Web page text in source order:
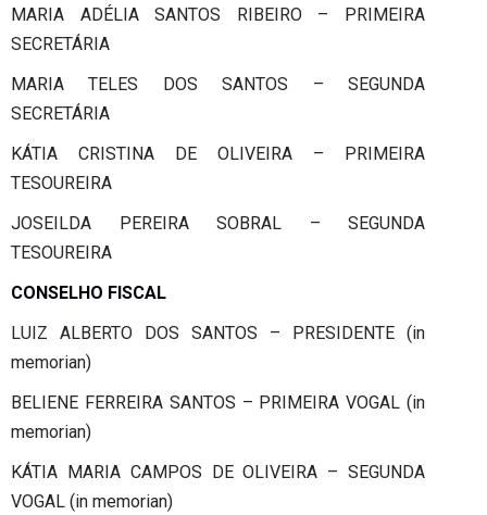
MARIA ADÉLIA SANTOS RIBEIRO – PRIMEIRA
SECRETÁRIA
MARIA TELES DOS SANTOS – SEGUNDA
SECRETÁRIA
KÁTIA CRISTINA DE OLIVEIRA – PRIMEIRA
TESOUREIRA
JOSEILDA PEREIRA SOBRAL – SEGUNDA
TESOUREIRA
CONSELHO FISCAL
LUIZ ALBERTO DOS SANTOS – PRESIDENTE (in
memorian)
BELIENE FERREIRA SANTOS – PRIMEIRA VOGAL (in
memorian)
KÁTIA MARIA CAMPOS DE OLIVEIRA – SEGUNDA
VOGAL (in memorian)